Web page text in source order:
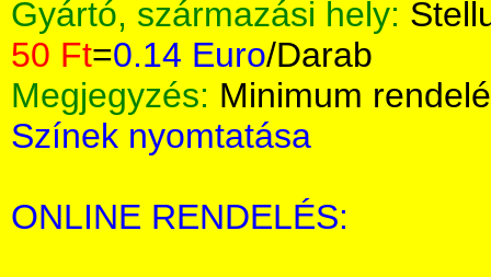
Gyártó, származási hely:
50 Ft=0.14 Euro/Darab
Megjegyzés: Minimum
Színek nyomtatása
ONLINE RENDELÉS: